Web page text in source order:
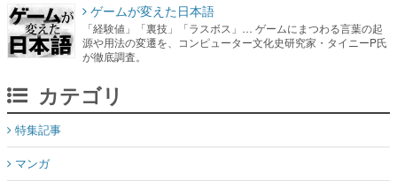
ゲームが変えた日本語
「経験値」「裏技」「ラスボス」… ゲームにまつわる言葉の起
源や用法の変遷を、コンピューター文化史研究家・タイニーP氏
が徹底調査。
カテゴリ
特集記事
マンガ